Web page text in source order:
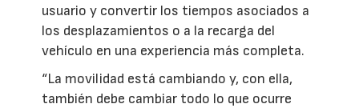
usuario y convertir los tiempos asociados a
los desplazamientos o a la recarga del
vehículo en una experiencia más completa.
“La movilidad está cambiando y, con ella,
también debe cambiar todo lo que ocurre